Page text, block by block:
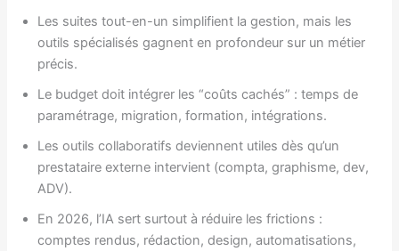
Les suites tout-en-un simplifient la gestion, mais les
outils spécialisés gagnent en profondeur sur un métier
précis.
Le budget doit intégrer les “coûts cachés” : temps de
paramétrage, migration, formation, intégrations.
Les outils collaboratifs deviennent utiles dès qu’un
prestataire externe intervient (compta, graphisme, dev,
ADV).
En 2026, l’IA sert surtout à réduire les frictions :
comptes rendus, rédaction, design, automatisations,